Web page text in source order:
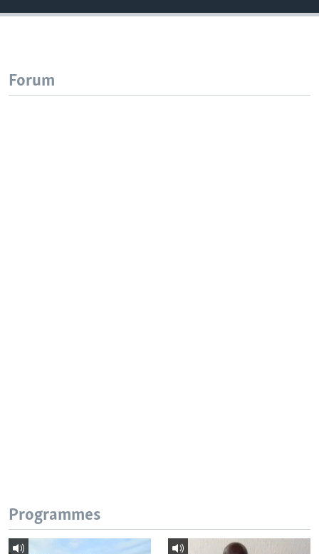
Forum
Programmes